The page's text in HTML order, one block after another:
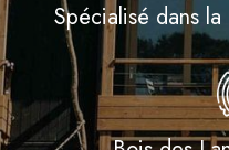
Spécialisé dans